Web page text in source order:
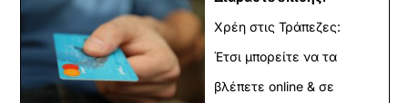
Χρέη στις Τράπεζες:
Έτσι μπορείτε να τα
βλέπετε online & σε